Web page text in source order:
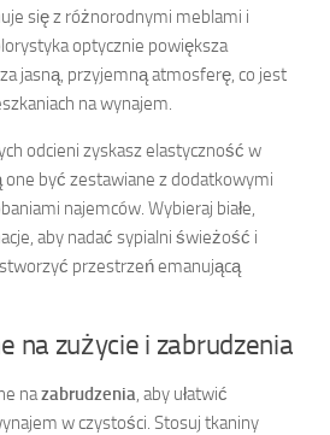
się z różnorodnymi meblami i
optycznie powiększa
jasną, przyjemną atmosferę, co jest
na wynajem.
odcieni zyskasz elastyczność w
być zestawiane z dodatkowymi
najemców. Wybieraj białe,
aby nadać sypialni świeżość i
przestrzeń emanującą
na zużycie i zabrudzenia
nazabrudzenia, aby ułatwić
w czystości. Stosuj tkaniny